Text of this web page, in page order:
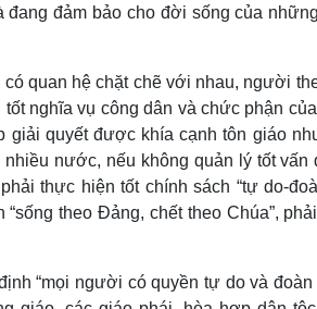
đảm bảo cho đời sống của
quan hệ chặt chẽ với nhau, người
nghĩa vụ công dân và chức phận
quyết được khía cạnh tôn giáo
nước, nếu không quản lý tốt vấn
thực hiện tốt chính sách “tự do-
theo Đảng, chết theo Chúa”,
“mọi người có quyền tự do và đoàn